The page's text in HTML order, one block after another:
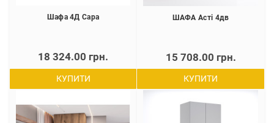
Шафа 4Д Сара
18 324.00 грн.
КУПИТИ
ШАФА Асті 4дв
15 708.00 грн.
КУПИТИ